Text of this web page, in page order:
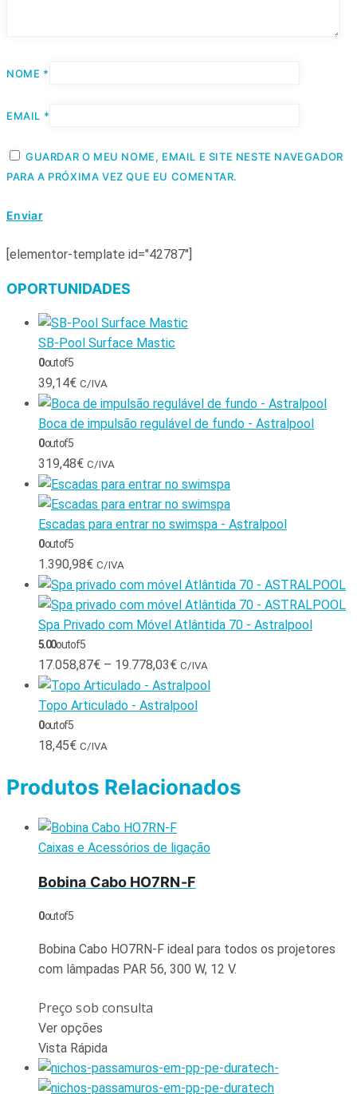
NOME *
EMAIL *
GUARDAR O MEU NOME, EMAIL E SITE NESTE NAVEGADOR
PARA A PRÓXIMA VEZ QUE EU COMENTAR.
[elementor-template id="42787"]
OPORTUNIDADES
SB-Pool Surface Mastic
0out of 5
39,14€ C/IVA
Boca de impulsão regulável de fundo - Astralpool
0out of 5
319,48€ C/IVA
Escadas para entrar no swimspa - Astralpool
0out of 5
1.390,98€ C/IVA
Spa Privado com Móvel Atlântida 70 - Astralpool
5.00out of 5
17.058,87€ – 19.778,03€ C/IVA
Topo Articulado - Astralpool
0out of 5
18,45€ C/IVA
Produtos Relacionados
Caixas e Acessórios de ligação
Bobina Cabo HO7RN-F
0out of 5
Bobina Cabo HO7RN-F ideal para todos os projetores
com lâmpadas PAR 56, 300 W, 12 V.
Preço sob consulta
Ver opções
Vista Rápida